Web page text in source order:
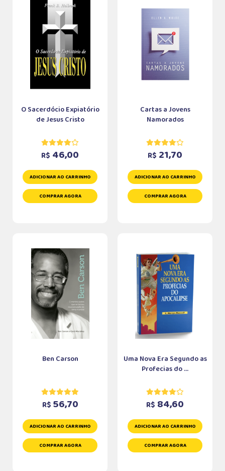
O Sacerdócio Expiatório
de Jesus Cristo
R$ 46,00
ADICIONAR AO CARRINHO
COMPRAR AGORA
Cartas a Jovens
Namorados
R$ 21,70
ADICIONAR AO CARRINHO
COMPRAR AGORA
Ben Carson
R$ 56,70
ADICIONAR AO CARRINHO
COMPRAR AGORA
Uma Nova Era Segundo as
Profecias do ...
R$ 84,60
ADICIONAR AO CARRINHO
COMPRAR AGORA